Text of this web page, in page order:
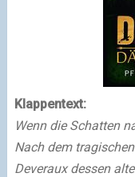
Klappentext:
Wenn die Schatten
Nach dem
Deveraux dessen